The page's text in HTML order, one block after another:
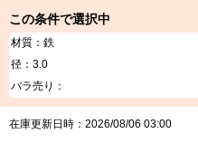
この条件で選択中
材質：鉄
径：3.0
バラ売り：
在庫更新日時：2026/08/06 03:00